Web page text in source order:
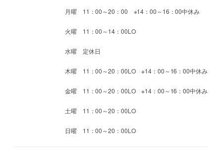
月曜 11：00～20：00 ※14：00～16：00中休み
火曜 11：00～14：00LO
水曜 定休日
木曜 11：00～20：00LO ※14：00～16：00中休み
金曜 11：00～20：00LO ※14：00～16：00中休み
土曜 11：00～20：00LO
日曜 11：00～20：00LO